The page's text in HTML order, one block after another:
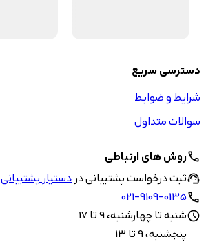
دسترسی سریع
شرایط و ضوابط
سوالات متداول
callروش های ارتباطی
support_agentثبت درخواست پشتیبانی دردستیار پشتیبانی
call
021-9109-0135
scheduleشنبه تا چهارشنبه، 9 تا 17
پنجشنبه، 9 تا 13